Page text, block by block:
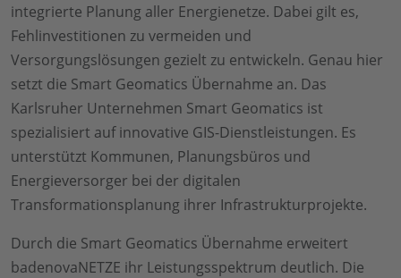
integrierte Planung aller Energienetze. Dabei gilt es,
Fehlinvestitionen zu vermeiden und
Versorgungslösungen gezielt zu entwickeln. Genau hier
setzt die Smart Geomatics Übernahme an. Das
Karlsruher Unternehmen Smart Geomatics ist
spezialisiert auf innovative GIS-Dienstleistungen. Es
unterstützt Kommunen, Planungsbüros und
Energieversorger bei der digitalen
Transformationsplanung ihrer Infrastrukturprojekte.
Durch die Smart Geomatics Übernahme erweitert
badenovaNETZE ihr Leistungsspektrum deutlich. Die